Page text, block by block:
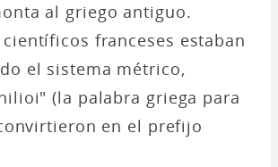
al griego antiguo.
franceses estaban
el sistema métrico,
(la palabra griega para
en el prefijo